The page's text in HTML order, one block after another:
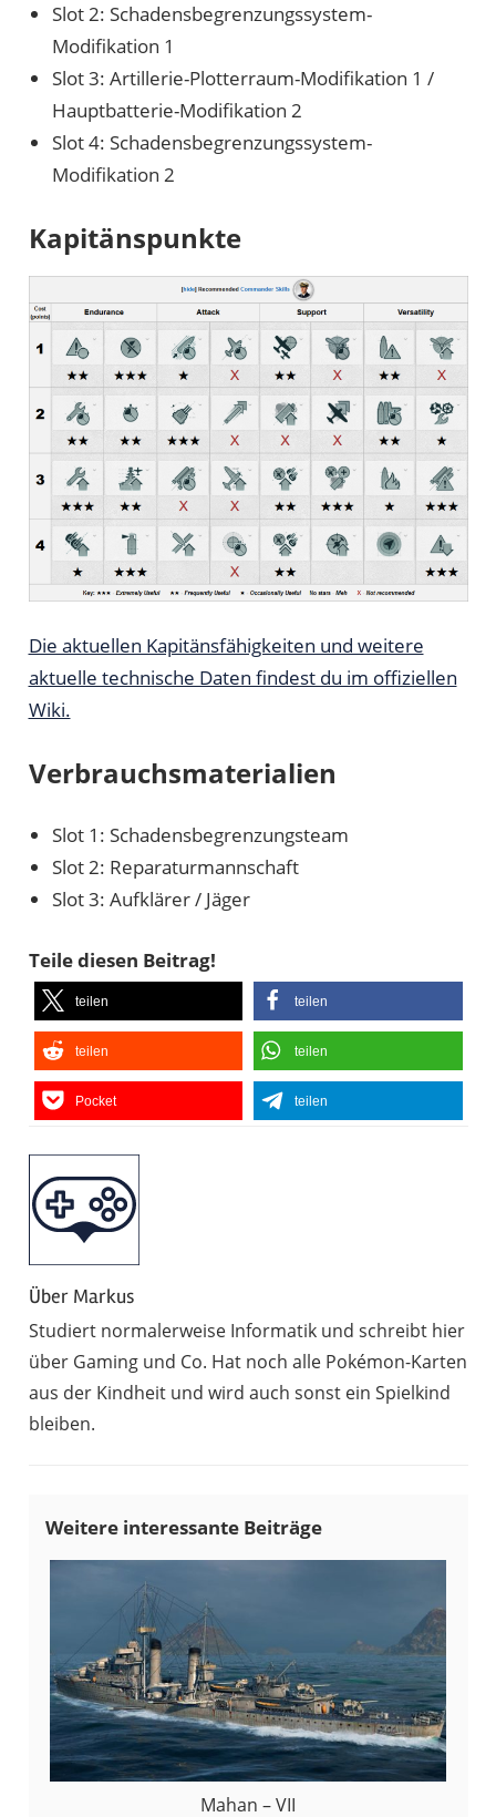
Slot 2: Schadensbegrenzungssystem-
Modifikation 1
Slot 3: Artillerie-Plotterraum-Modifikation 1 /
Hauptbatterie-Modifikation 2
Slot 4: Schadensbegrenzungssystem-
Modifikation 2
Kapitänspunkte
Die aktuellen Kapitänsfähigkeiten und weitere
aktuelle technische Daten findest du im offiziellen
Wiki.
Verbrauchsmaterialien
Slot 1: Schadensbegrenzungsteam
Slot 2: Reparaturmannschaft
Slot 3: Aufklärer / Jäger
Teile diesen Beitrag!
teilen teilen
teilen teilen
Pocket teilen
Über Markus
Studiert normalerweise Informatik und schreibt hier
über Gaming und Co. Hat noch alle Pokémon-Karten
aus der Kindheit und wird auch sonst ein Spielkind
bleiben.
Mahan – VII